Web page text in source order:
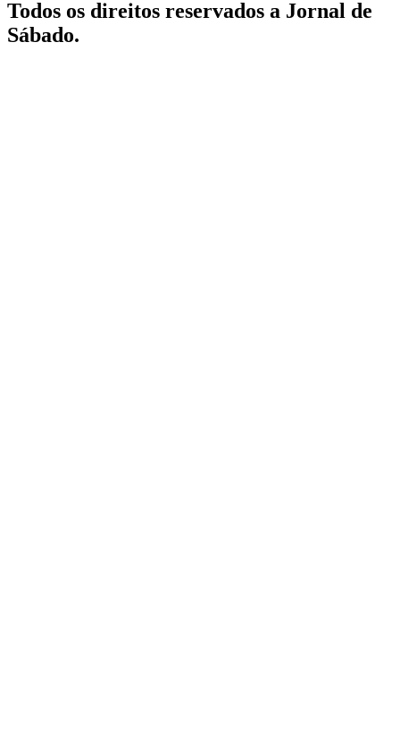
Todos os direitos reservados a Jornal de
Sábado.